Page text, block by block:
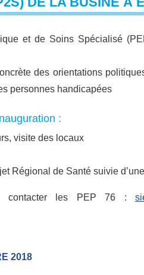
et de Soins Spécialisé
des orientations
personnes handicapées
:
visite des locaux
Régional de Santé suivie
contacter les PEP 76 :
2018